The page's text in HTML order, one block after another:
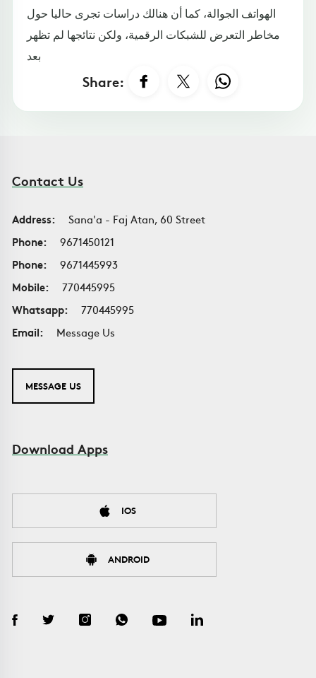
الهواتف الجوالة، كما أن هنالك دراسات تجرى حاليا حول
مخاطر التعرض للشبكات الرقمية، ولكن نتائجها لم تظهر
بعد
Share:
Contact Us
Address:
Sana'a - Faj Atan, 60 Street
Phone:
9671450121
Phone:
9671445993
Mobile:
770445995
Whatsapp:
770445995
Email:
Message Us
MESSAGE US
Download Apps
IOS
ANDROID